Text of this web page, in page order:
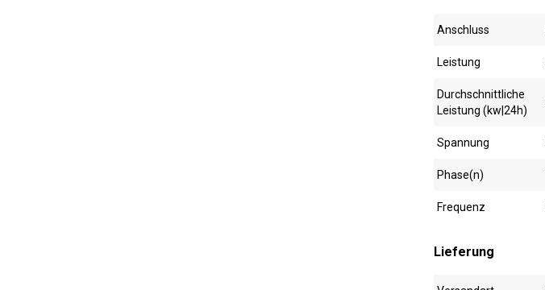
Anschluss
Leistung
Durchschnittliche
Leistung (kw|24h)
Spannung
Phase(n)
Frequenz
Lieferung